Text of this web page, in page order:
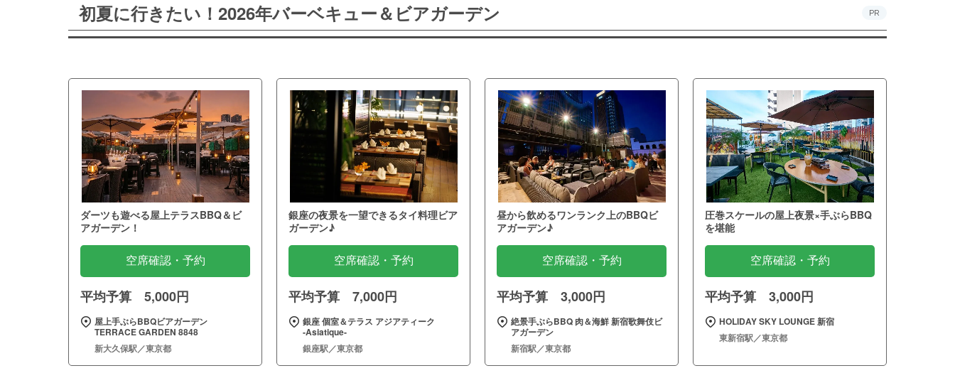
初夏に行きたい！2026年バーベキュー＆ビアガーデン PR
ダーツも遊べる屋上テラスBBQ＆ビ
アガーデン！
空席確認・予約
平均予算 5,000円
屋上手ぶらBBQビアガーデン
TERRACE GARDEN 8848
新大久保駅／東京都
銀座の夜景を一望できるタイ料理ビア
ガーデン♪
空席確認・予約
平均予算 7,000円
銀座 個室＆テラス アジアティーク
‐Asiatique‐
銀座駅／東京都
昼から飲めるワンランク上のBBQビ
アガーデン♪
空席確認・予約
平均予算 3,000円
絶景手ぶらBBQ 肉＆海鮮 新宿歌舞伎ビ
アガーデン
新宿駅／東京都
圧巻スケールの屋上夜景×手ぶらBBQ
を堪能
空席確認・予約
平均予算 3,000円
HOLIDAY SKY LOUNGE 新宿
東新宿駅／東京都